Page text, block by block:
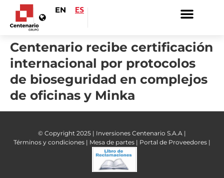
EN ES
Centenario recibe certificación
internacional por protocolos
de bioseguridad en complejos
de oficinas y Minka
© Copyright 2025 | Inversiones Centenario S.A.A |
Términos y condiciones | Mesa de partes | Portal de Proveedores |